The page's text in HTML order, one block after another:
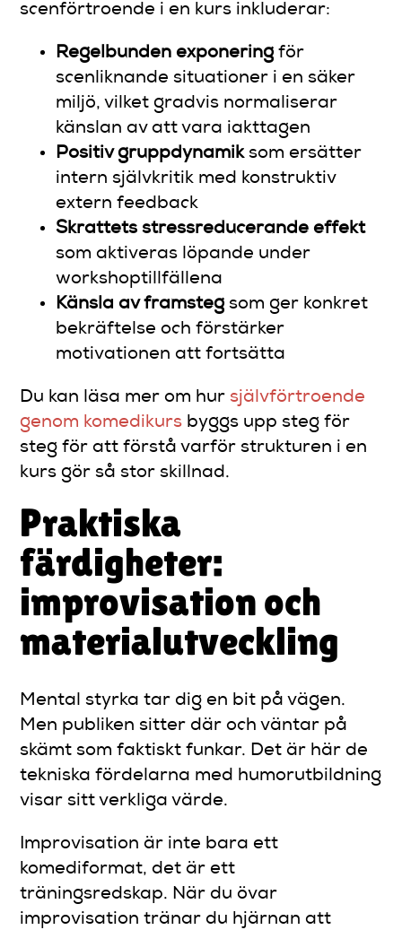
scenförtroende i en kurs inkluderar:
Regelbunden exponering för
scenliknande situationer i en säker
miljö, vilket gradvis normaliserar
känslan av att vara iakttagen
Positiv gruppdynamiksom ersätter
intern självkritik med konstruktiv
extern feedback
Skrattets stressreducerande effekt
som aktiveras löpande under
workshoptillfällena
Känsla av framsteg som ger konkret
bekräftelse och förstärker
motivationen att fortsätta
Du kan läsa mer om hur självförtroende
genom komedikurs byggs upp steg för
steg för att förstå varför strukturen i en
kurs gör så stor skillnad.
Praktiska
färdigheter:
improvisation och
materialutveckling
Mental styrka tar dig en bit på vägen.
Men publiken sitter där och väntar på
skämt som faktiskt funkar. Det är här de
tekniska fördelarna med humorutbildning
visar sitt verkliga värde.
Improvisation är inte bara ett
komediformat, det är ett
träningsredskap. När du övar
improvisation tränar du hjärnan att